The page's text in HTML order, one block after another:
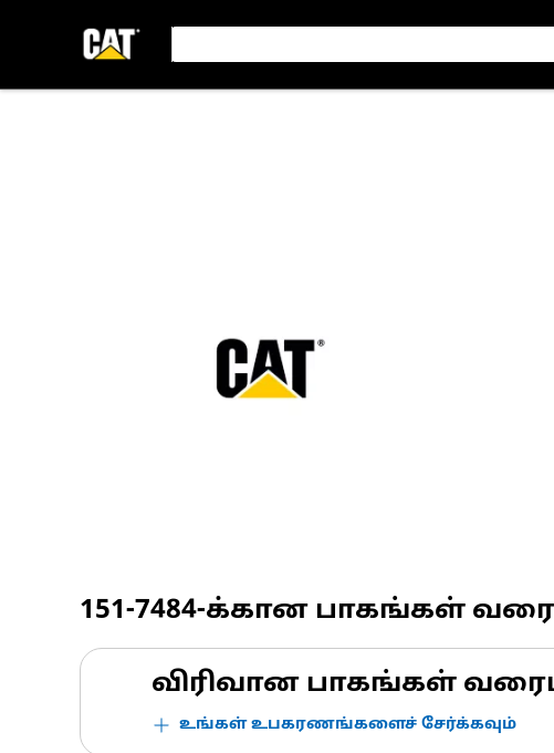
151-7484-க்கான பாகங்கள்
விரிவான பாகங்கள்
உங்கள் உபகரணங்களைச் சேர்க்கவும்